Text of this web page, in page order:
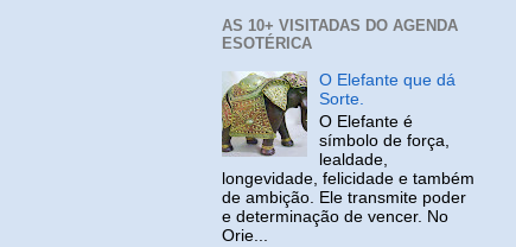
AS 10+ VISITADAS DO AGENDA
ESOTÉRICA
O Elefante que dá
Sorte.
O Elefante é
símbolo de força,
lealdade,
longevidade, felicidade e também
de ambição. Ele transmite poder
e determinação de vencer. No
Orie...